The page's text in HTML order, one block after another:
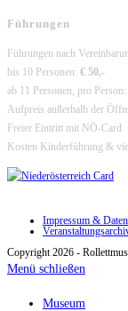
Führungen
Führungen nach
bis 10 Personen: € 50,-
ab 11 Personen, pro Person:
Aufpreis außerhalb der
Freier Eintritt mit NÖ-Card
Kosten Kinderführung &
Impressum &
Copyright 2026 -
Menü schließen
Museum